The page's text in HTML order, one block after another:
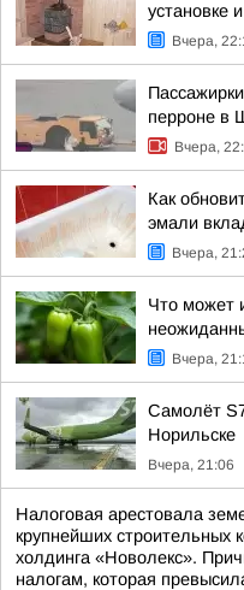
установке
Вчера,
перроне в
Вчера,
Как
эмали
Вчера,
Что может
Вчера,
Самолёт
Норильске
Вчера, 21:06
Налоговая арестовала
крупнейших строительных
холдинга «Новолекс».
налогам, которая